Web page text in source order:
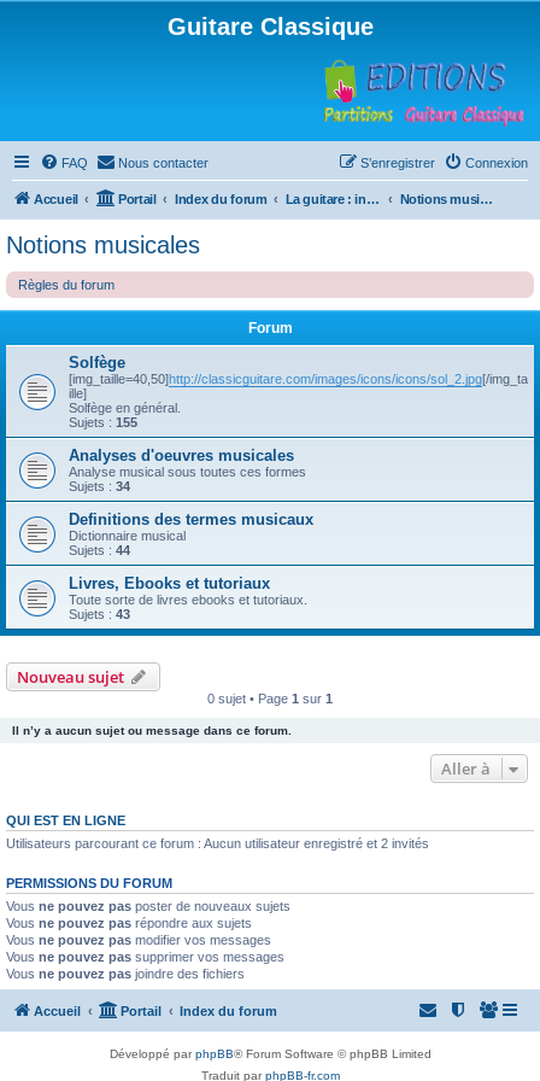
Guitare Classique
FAQ Nous contacter Connexion
S’enregistrer
Accueil Portail Index du forum La guitare : instrument, cours et théorie Notions musicales
Notions musicales
Règles du forum
Forum
Solfège
[img_taille=40,50]http://classicguitare.com/images/icons/icons/sol_2.jpg[/img_ta
ille]
Solfège en général.
Sujets : 155
Analyses d'oeuvres musicales
Analyse musical sous toutes ces formes
Sujets : 34
Definitions des termes musicaux
Dictionnaire musical
Sujets : 44
Livres, Ebooks et tutoriaux
Toute sorte de livres ebooks et tutoriaux.
Sujets : 43
Nouveau sujet
0 sujet • Page 1 sur 1
Il n’y a aucun sujet ou message dans ce forum.
Aller à
QUI EST EN LIGNE
Utilisateurs parcourant ce forum : Aucun utilisateur enregistré et 2 invités
PERMISSIONS DU FORUM
Vous ne pouvez pas poster de nouveaux sujets
Vous ne pouvez pas répondre aux sujets
Vous ne pouvez pas modifier vos messages
Vous ne pouvez pas supprimer vos messages
Vous ne pouvez pas joindre des fichiers
Accueil Portail Index du forum
Développé parphpBB® Forum Software © phpBB Limited
Traduit parphpBB-fr.com